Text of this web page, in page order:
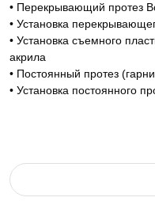
• Перекрывающий протез
• Установка
• Установка съемного
акрила
• Постоянный протез
• Установка постоянного